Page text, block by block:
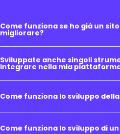
Come funziona se ho già un
migliorare?
Sviluppate anche singoli
integrare nella mia
Come funziona lo sviluppo
Come funziona lo sviluppo di